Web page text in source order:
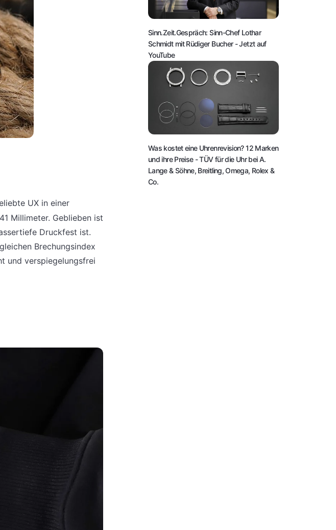
UX in einer
Millimeter. Geblieben ist
Druckfest ist.
Brechungsindex
und verspiegelungsfrei
Sinn.Zeit.Gespräch: Sinn-Chef Lothar
Schmidt mit Rüdiger Bucher - Jetzt auf
YouTube
Was kostet eine Uhrenrevision? 12 Marken
und ihre Preise - TÜV für die Uhr bei A.
Lange & Söhne, Breitling, Omega, Rolex &
Co.